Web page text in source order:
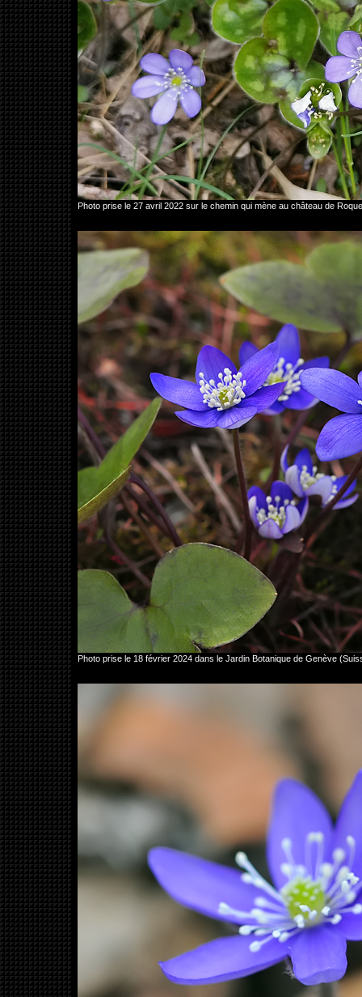
Photo prise le 27 avril 2022 sur le chemin qui mène au château de
Photo prise le 18 février 2024 dans le Jardin Botanique de Genève